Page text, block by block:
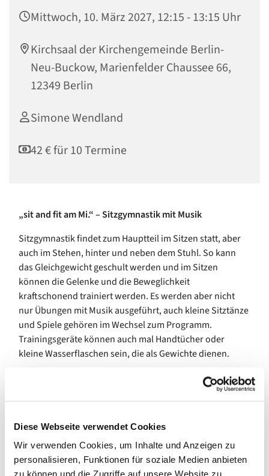
Diese Webseite verwendet Cookies
Wir verwenden Cookies, um Inhalte und Anzeigen zu
personalisieren, Funktionen für soziale Medien anbieten
zu können und die Zugriffe auf unsere Website zu
Mittwoch, 10. März 2027, 12:15 - 13:15 Uhr
Kirchsaal der Kirchengemeinde Berlin-
Neu-Buckow, Marienfelder Chaussee 66,
12349 Berlin
Simone Wendland
42 € für 10 Termine
„sit and fit am Mi.“ – Sitzgymnastik mit Musik
Sitzgymnastik findet zum Hauptteil im Sitzen statt, aber
auch im Stehen, hinter und neben dem Stuhl. So kann
das Gleichgewicht geschult werden und im Sitzen
können die Gelenke und die Beweglichkeit
kraftschonend trainiert werden. Es werden aber nicht
nur Übungen mit Musik ausgeführt, auch kleine Sitztänze
und Spiele gehören im Wechsel zum Programm.
Trainingsgeräte können auch mal Handtücher oder
kleine Wasserflaschen sein, die als Gewichte dienen.
Wer Spaß und Freude an Bewegung hat, ist herzlich
+Wir freuen uns auf Sie+